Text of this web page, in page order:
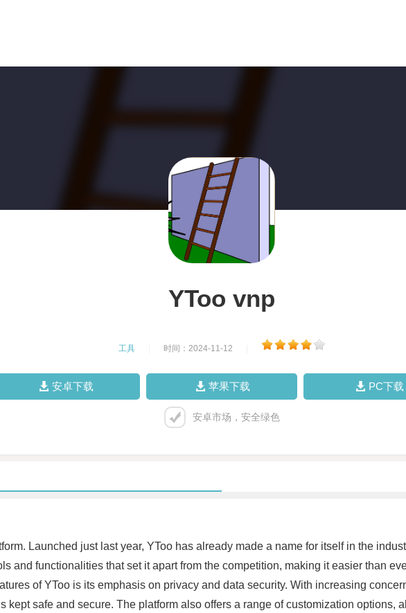
YToo vnp
工具 时间：2024-11-12
安卓下载 苹果下载 PC下载
安卓市场，安全绿色
Launched just last year, YToo has already made a name for itself in the
and functionalities that set it apart from the competition, making it easier than
of YToo is its emphasis on privacy and data security. With increasing
kept safe and secure. The platform also offers a range of customization options,